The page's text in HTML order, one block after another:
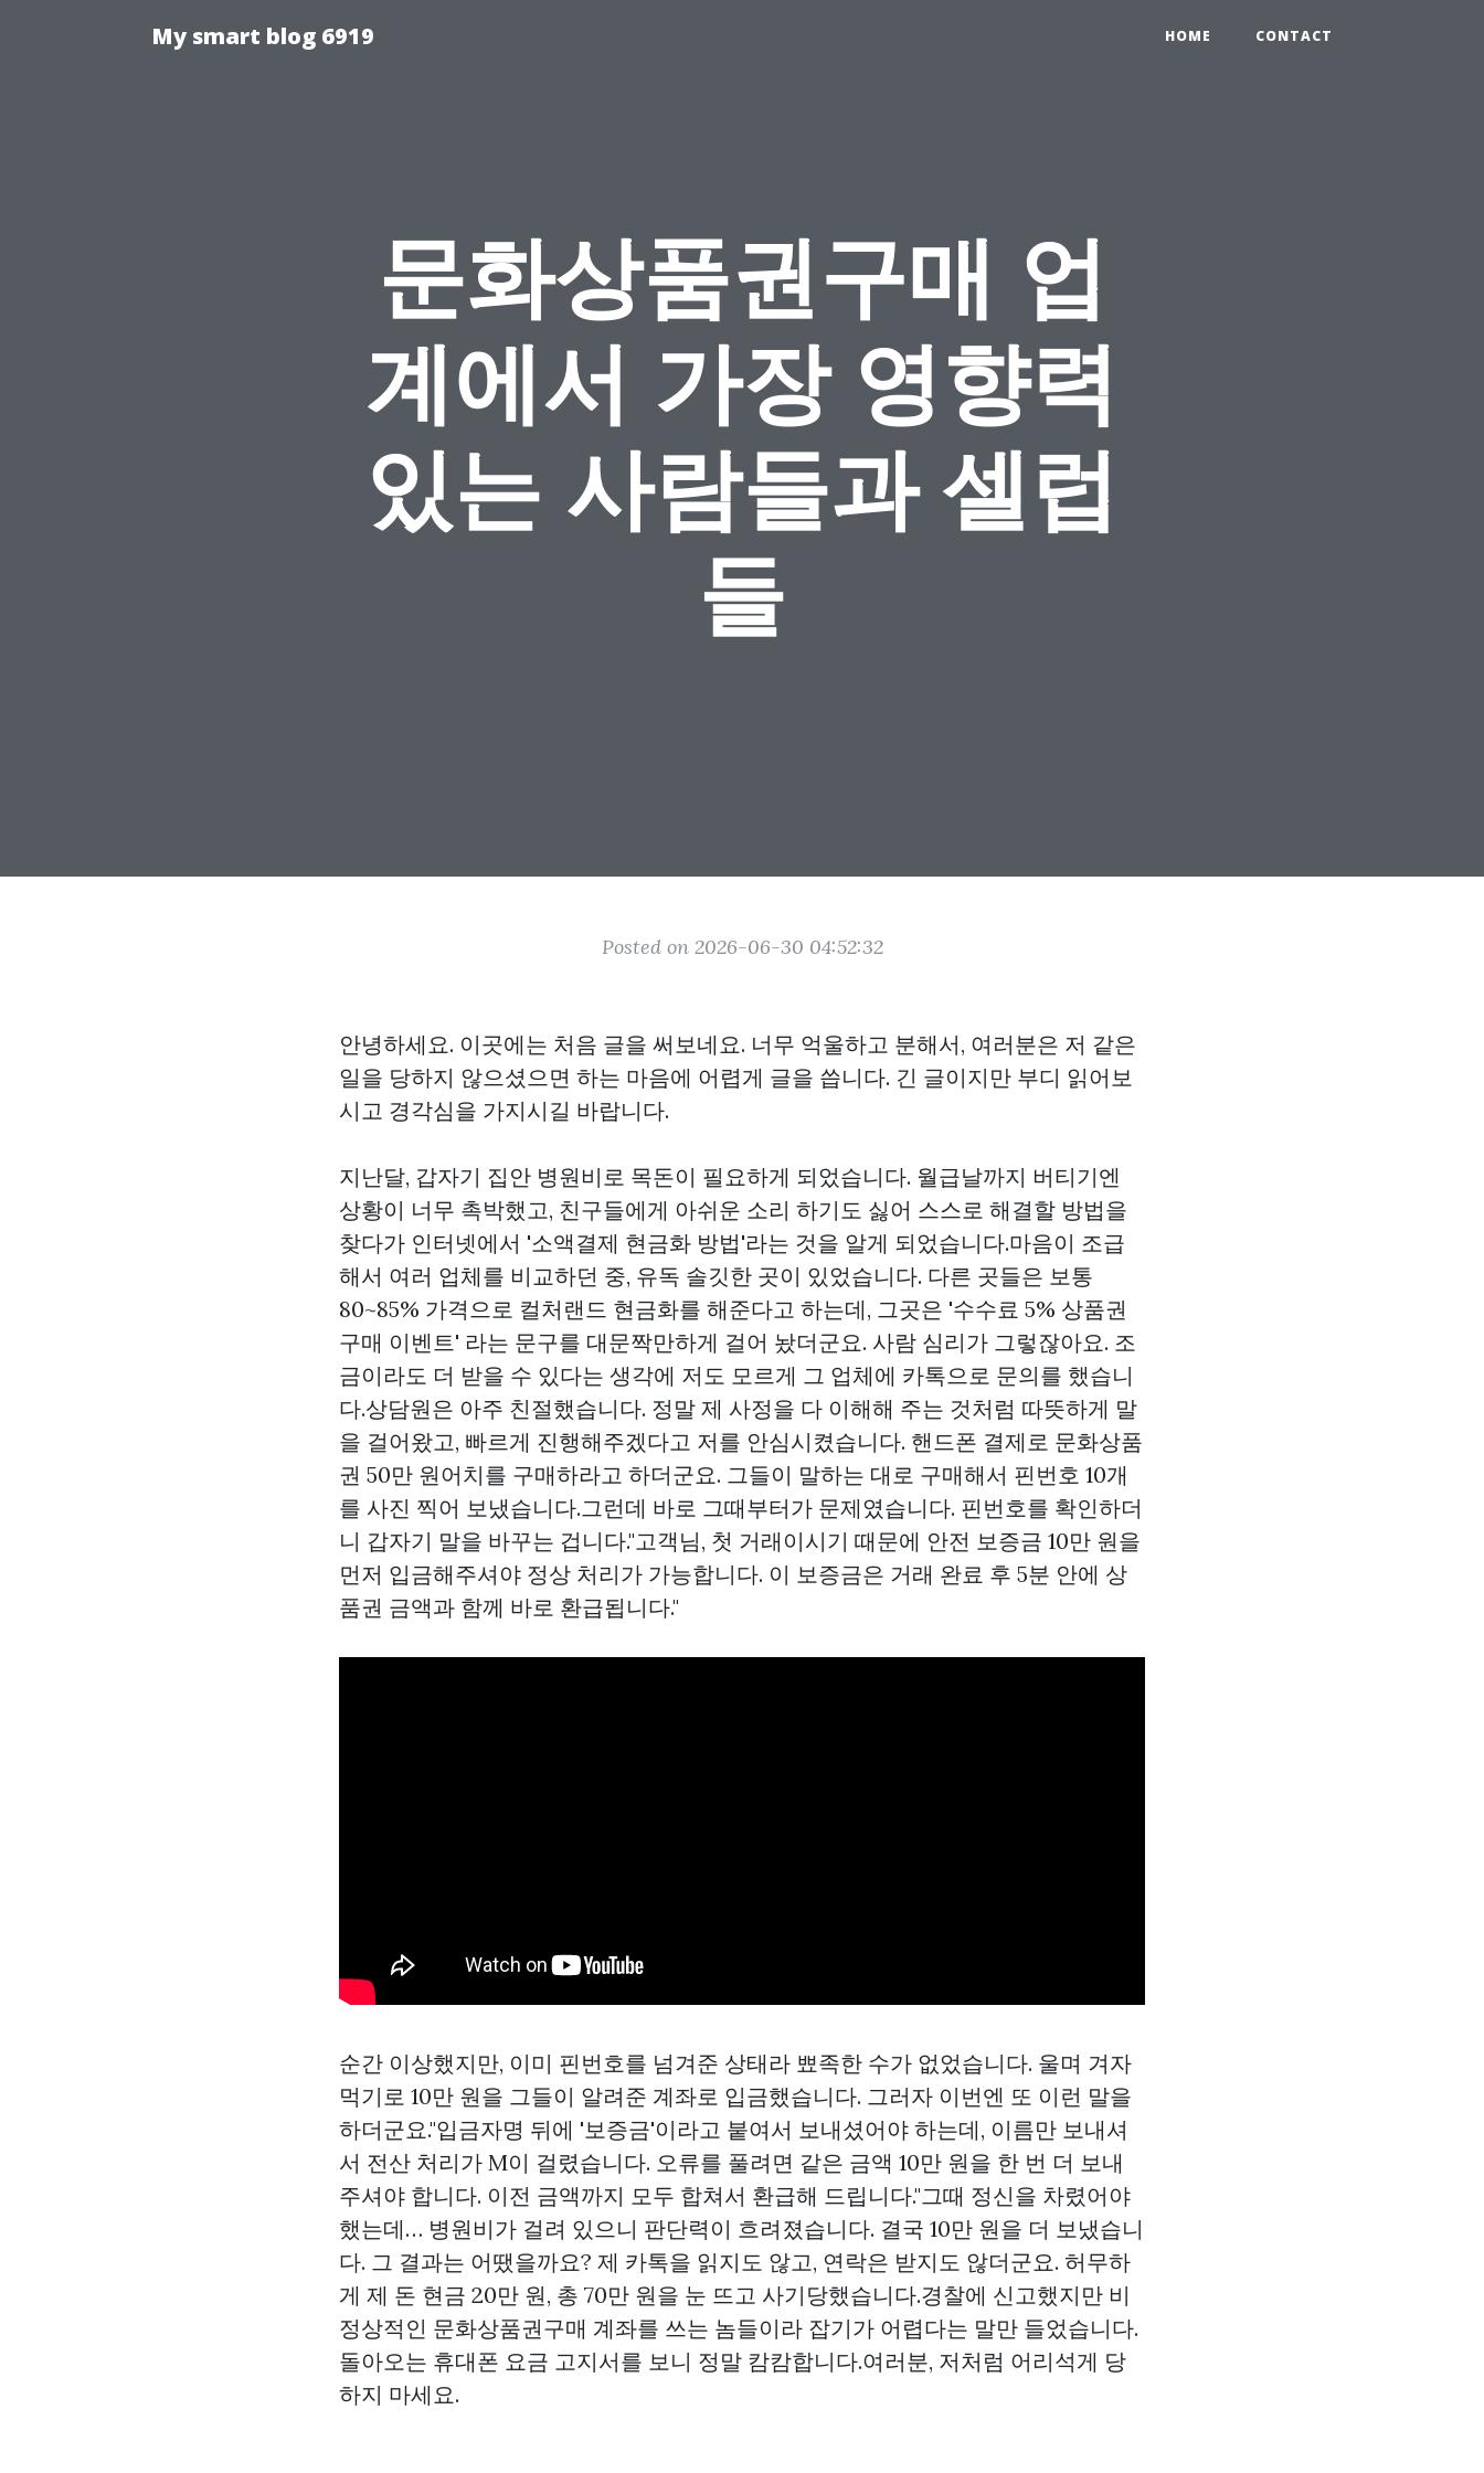
My smart blog 6919 HOME CONTACT
문화상품권구매 업
계에서 가장 영향력
있는 사람들과 셀럽
들
Posted on 2026-06-30 04:52:32
안녕하세요. 이곳에는 처음 글을 써보네요. 너무 억울하고 분해서, 여러분은 저 같은
일을 당하지 않으셨으면 하는 마음에 어렵게 글을 씁니다. 긴 글이지만 부디 읽어보
시고 경각심을 가지시길 바랍니다.
지난달, 갑자기 집안 병원비로 목돈이 필요하게 되었습니다. 월급날까지 버티기엔
상황이 너무 촉박했고, 친구들에게 아쉬운 소리 하기도 싫어 스스로 해결할 방법을
찾다가 인터넷에서 '소액결제 현금화 방법'라는 것을 알게 되었습니다.마음이 조급
해서 여러 업체를 비교하던 중, 유독 솔깃한 곳이 있었습니다. 다른 곳들은 보통
80~85% 가격으로 컬처랜드 현금화를 해준다고 하는데, 그곳은 '수수료 5% 상품권
구매 이벤트' 라는 문구를 대문짝만하게 걸어 놨더군요. 사람 심리가 그렇잖아요. 조
금이라도 더 받을 수 있다는 생각에 저도 모르게 그 업체에 카톡으로 문의를 했습니
다.상담원은 아주 친절했습니다. 정말 제 사정을 다 이해해 주는 것처럼 따뜻하게 말
을 걸어왔고, 빠르게 진행해주겠다고 저를 안심시켰습니다. 핸드폰 결제로 문화상품
권 50만 원어치를 구매하라고 하더군요. 그들이 말하는 대로 구매해서 핀번호 10개
를 사진 찍어 보냈습니다.그런데 바로 그때부터가 문제였습니다. 핀번호를 확인하더
니 갑자기 말을 바꾸는 겁니다."고객님, 첫 거래이시기 때문에 안전 보증금 10만 원을
먼저 입금해주셔야 정상 처리가 가능합니다. 이 보증금은 거래 완료 후 5분 안에 상
품권 금액과 함께 바로 환급됩니다."
순간 이상했지만, 이미 핀번호를 넘겨준 상태라 뾰족한 수가 없었습니다. 울며 겨자
먹기로 10만 원을 그들이 알려준 계좌로 입금했습니다. 그러자 이번엔 또 이런 말을
하더군요."입금자명 뒤에 '보증금'이라고 붙여서 보내셨어야 하는데, 이름만 보내셔
서 전산 처리가 M이 걸렸습니다. 오류를 풀려면 같은 금액 10만 원을 한 번 더 보내
주셔야 합니다. 이전 금액까지 모두 합쳐서 환급해 드립니다."그때 정신을 차렸어야
했는데… 병원비가 걸려 있으니 판단력이 흐려졌습니다. 결국 10만 원을 더 보냈습니
다. 그 결과는 어땠을까요? 제 카톡을 읽지도 않고, 연락은 받지도 않더군요. 허무하
게 제 돈 현금 20만 원, 총 70만 원을 눈 뜨고 사기당했습니다.경찰에 신고했지만 비
정상적인 문화상품권구매 계좌를 쓰는 놈들이라 잡기가 어렵다는 말만 들었습니다.
돌아오는 휴대폰 요금 고지서를 보니 정말 캄캄합니다.여러분, 저처럼 어리석게 당
하지 마세요.